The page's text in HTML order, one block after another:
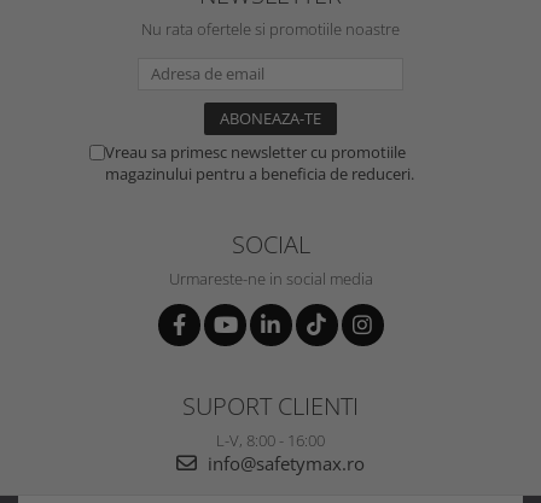
Nu rata ofertele si promotiile noastre
Vreau sa primesc newsletter cu promotiile
magazinului pentru a beneficia de reduceri.
SOCIAL
Urmareste-ne in social media
SUPORT CLIENTI
L-V, 8:00 - 16:00
info@safetymax.ro